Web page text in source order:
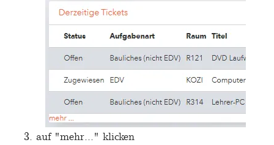
auf "mehr..." klicken